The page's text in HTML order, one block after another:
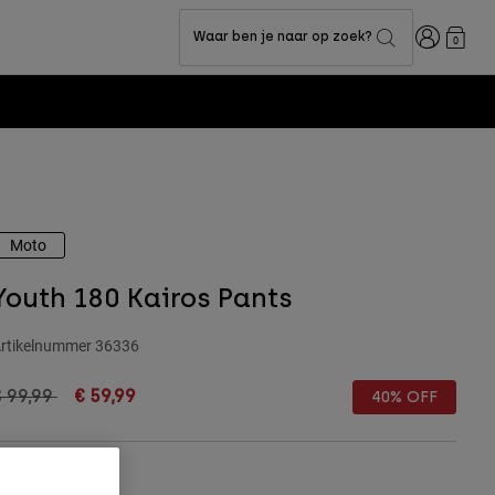
Waar ben je naar op zoek? Inloggen
0
Moto
180 Kairos Pants
36336
reduced from
99,99to€ 59,99 40% OFF